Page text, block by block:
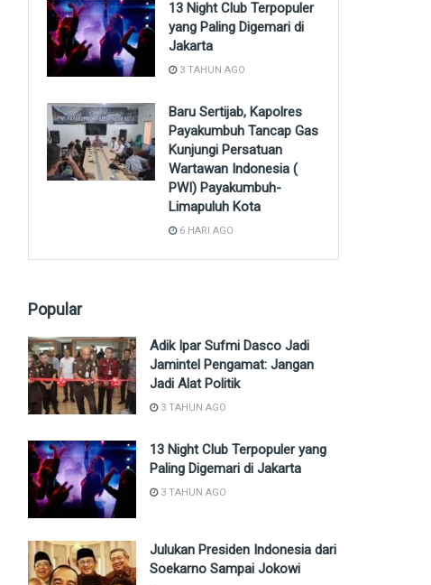
13 Night Club Terpopuler
yang Paling Digemari di
Jakarta
3 TAHUN AGO
Baru Sertijab, Kapolres
Payakumbuh Tancap Gas
Kunjungi Persatuan
Wartawan Indonesia (
PWI) Payakumbuh-
Limapuluh Kota
6 HARI AGO
Popular
Adik Ipar Sufmi Dasco Jadi
Jamintel Pengamat: Jangan
Jadi Alat Politik
3 TAHUN AGO
13 Night Club Terpopuler yang
Paling Digemari di Jakarta
3 TAHUN AGO
Julukan Presiden Indonesia dari
Soekarno Sampai Jokowi